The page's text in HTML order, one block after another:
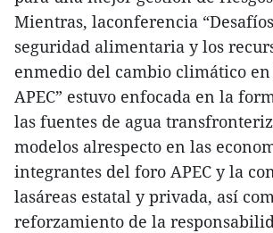
Mientras, laconferencia
seguridad alimentaria y los
enmedio del cambio climático
APEC” estuvo enfocada en la
las fuentes de agua
modelos alrespecto en las
integrantes del foro APEC y la
lasáreas estatal y privada, así
reforzamiento de la